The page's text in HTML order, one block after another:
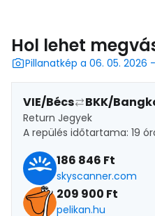
Hol lehet
Pillanatkép a 06. 05. 2026
VIE/Bécs BKK/
Return Jegyek
A repülés időtartama: 19
186 846 Ft
skyscanner.com
209 900 Ft
pelikan.hu